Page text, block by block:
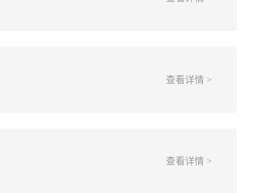
查看详情 >
查看详情 >